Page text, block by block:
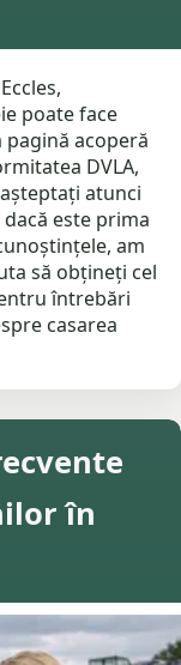
poate face
pagină acoperă
DVLA,
atunci
este prima
am
să obțineți cel
întrebări
casarea
în